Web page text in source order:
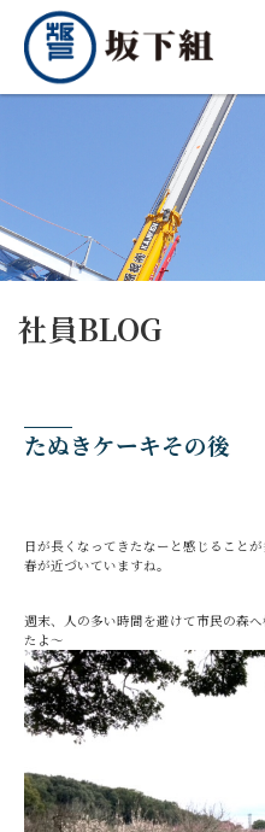
社員BLOG
たぬきケーキその後
日が長くなってきたなーと感じることが
春が近づいていますね。
週末、人の多い時間を避けて市民の森
たよ～